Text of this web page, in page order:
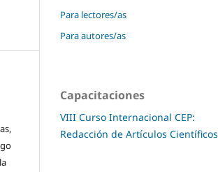
Para lectores/as
Para autores/as
Capacitaciones
VIII Curso Internacional CEP:
Redacción de Artículos Científicos